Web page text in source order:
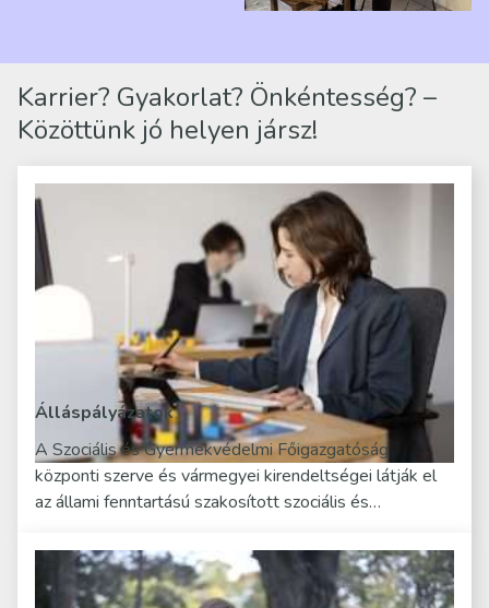
Karrier? Gyakorlat? Önkéntesség? –
Közöttünk jó helyen jársz!
Álláspályázatok
A Szociális és Gyermekvédelmi Főigazgatóság
központi szerve és vármegyei kirendeltségei látják el
az állami fenntartású szakosított szociális és…